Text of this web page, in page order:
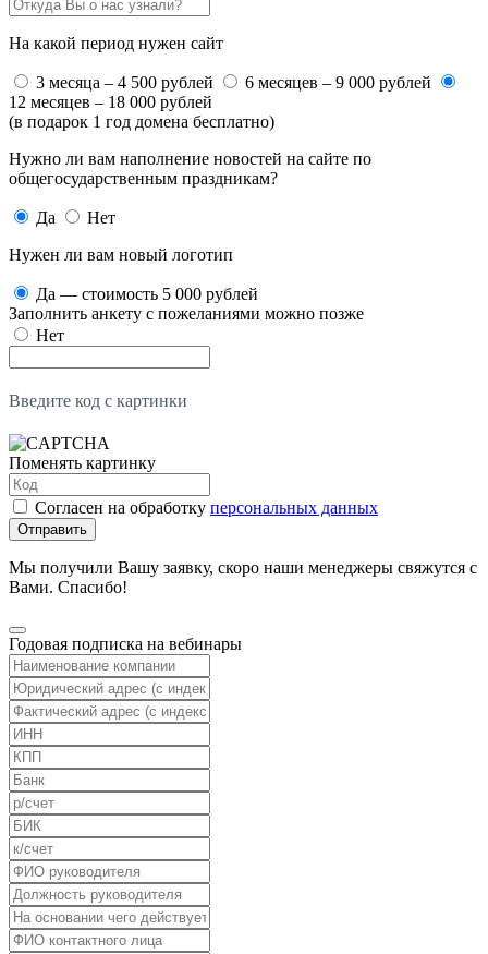
На какой период нужен сайт
3 месяца – 4 500 рублей
6 месяцев – 9 000 рублей
12 месяцев – 18 000 рублей
(в подарок 1 год домена бесплатно)
Нужно ли вам наполнение новостей на сайте по
общегосударственным праздникам?
Да
Нет
Нужен ли вам новый логотип
Да — стоимость 5 000 рублей
Заполнить анкету с пожеланиями можно позже
Нет
Введите код с картинки
Поменять картинку
Согласен на обработку персональных данных
Отправить
Мы получили Вашу заявку, скоро наши менеджеры свяжутся с
Вами. Спасибо!
Годовая подписка на вебинары